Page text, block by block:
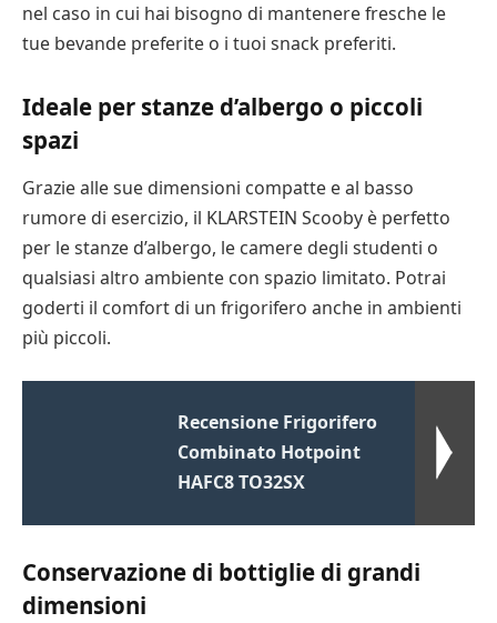
nel caso in cui hai bisogno di mantenere fresche le
tue bevande preferite o i tuoi snack preferiti.
Ideale per stanze d’albergo o piccoli
spazi
Grazie alle sue dimensioni compatte e al basso
rumore di esercizio, il KLARSTEIN Scooby è perfetto
per le stanze d’albergo, le camere degli studenti o
qualsiasi altro ambiente con spazio limitato. Potrai
goderti il comfort di un frigorifero anche in ambienti
più piccoli.
Recensione Frigorifero
Combinato Hotpoint
HAFC8 TO32SX
Conservazione di bottiglie di grandi
dimensioni